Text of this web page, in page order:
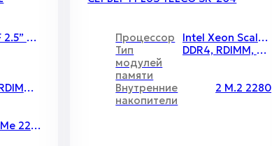
25 x SFF 2.5” SAS/SATA/NVMe накопителей во фронтальной дисковой корзине и до 4 x SFF 2.5” SATA накопителя в задней дисковой корзине
RDIMM, LRDIMM, 3DS-DIMM, ECC-REG
SATA/NVMe 2280 / 22110
Процессор
Intel Xeon Scalable v.3 / 2 / 270 Вт
Тип
модулей
памяти
DDR4, RDIMM, LRDIMM, ECC-REG
Внутренние
накопители
2 M.2 2280